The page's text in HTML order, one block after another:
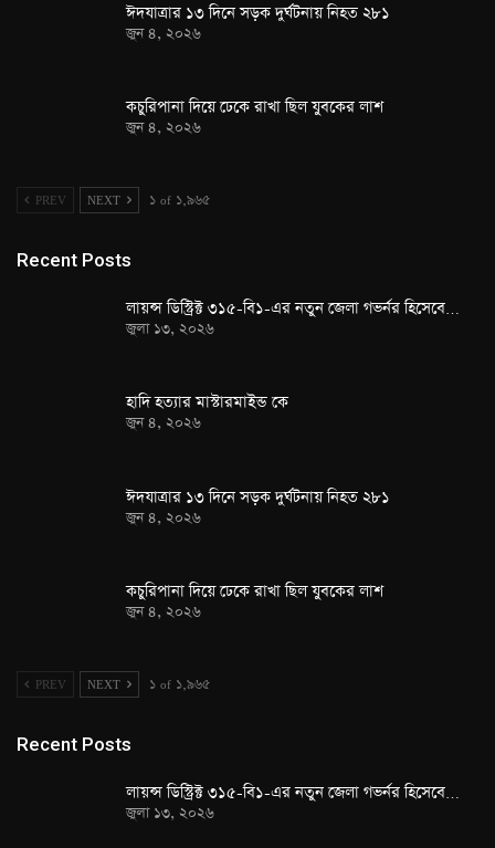
ঈদযাত্রার ১৩ দিনে সড়ক দুর্ঘটনায় নিহত ২৮১
জুন ৪, ২০২৬
কচুরিপানা দিয়ে ঢেকে রাখা ছিল যুবকের লাশ
জুন ৪, ২০২৬
PREV NEXT ১ of ১,৯৬৫
Recent Posts
লায়ন্স ডিস্ট্রিক্ট ৩১৫-বি১-এর নতুন জেলা গভর্নর হিসেবে…
জুলা ১৩, ২০২৬
হাদি হত্যার মাস্টারমাইন্ড কে
জুন ৪, ২০২৬
ঈদযাত্রার ১৩ দিনে সড়ক দুর্ঘটনায় নিহত ২৮১
জুন ৪, ২০২৬
কচুরিপানা দিয়ে ঢেকে রাখা ছিল যুবকের লাশ
জুন ৪, ২০২৬
PREV NEXT ১ of ১,৯৬৫
Recent Posts
লায়ন্স ডিস্ট্রিক্ট ৩১৫-বি১-এর নতুন জেলা গভর্নর হিসেবে…
জুলা ১৩, ২০২৬